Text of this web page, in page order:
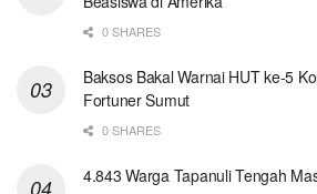
0 SHARES
Baksos Bakal Warnai HUT ke-5
Fortuner Sumut
0 SHARES
4.843 Warga Tapanuli Tengah